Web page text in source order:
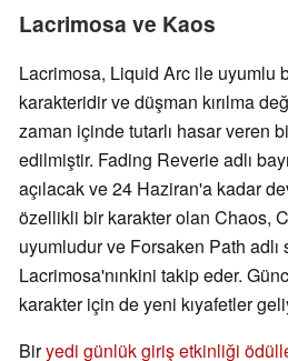
Lacrimosa ve Kaos
Lacrimosa, Liquid Arc ile uyumlu
karakteridir ve düşman kırılma
zaman içinde tutarlı hasar veren
edilmiştir. Fading Reverie adlı
açılacak ve 24 Haziran'a kadar
özellikli bir karakter olan Chaos,
uyumludur ve Forsaken Path adlı
Lacrimosa'nınkini takip eder.
karakter için de yeni kıyafetler
Biryedi günlük giriş etkinliği